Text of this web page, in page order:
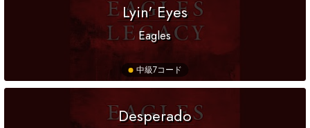
Lyin' Eyes
Eagles
中級7コード
Desperado